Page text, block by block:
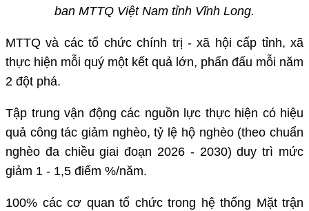
ban MTTQ Việt Nam tỉnh Vĩnh Long.
MTTQ và các tổ chức chính trị - xã hội cấp tỉnh, xã
thực hiện mỗi quý một kết quả lớn, phấn đấu mỗi năm
2 đột phá.
Tập trung vận động các nguồn lực thực hiện có hiệu
quả công tác giảm nghèo, tỷ lệ hộ nghèo (theo chuẩn
nghèo đa chiều giai đoạn 2026 - 2030) duy trì mức
giảm 1 - 1,5 điểm %/năm.
100% các cơ quan tổ chức trong hệ thống Mặt trận